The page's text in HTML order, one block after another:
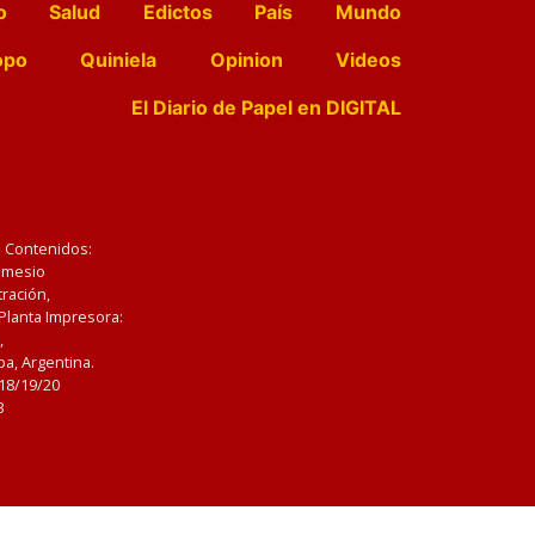
Salud Edictos País
Mundo
Quiniela Opinion
Videos
El Diario de Papel en DIGITAL
Impresora:
Argentina.
19/20